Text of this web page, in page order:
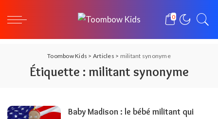
0
Toombow Kids > Articles > militant synonyme
Étiquette : militant synonyme
Baby Madison : le bébé militant qui